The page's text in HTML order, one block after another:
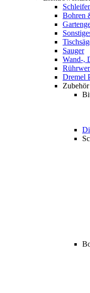
Bohren
Sauger
Wand-,
Dremel
Zubehör